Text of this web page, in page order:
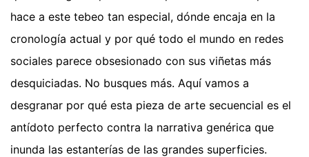
hace a este tebeo tan especial, dónde encaja en la
cronología actual y por qué todo el mundo en redes
sociales parece obsesionado con sus viñetas más
desquiciadas. No busques más. Aquí vamos a
desgranar por qué esta pieza de arte secuencial es el
antídoto perfecto contra la narrativa genérica que
inunda las estanterías de las grandes superficies.